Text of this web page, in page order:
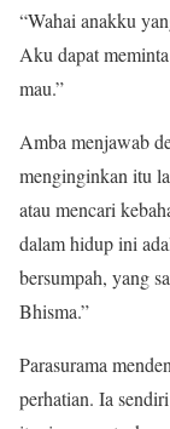
“Wahai anakku
Aku dapat
mau.”
Amba menjawab
menginginkan itu
atau mencari
dalam hidup ini
bersumpah, yang
Bhisma.”
Parasurama
perhatian. Ia